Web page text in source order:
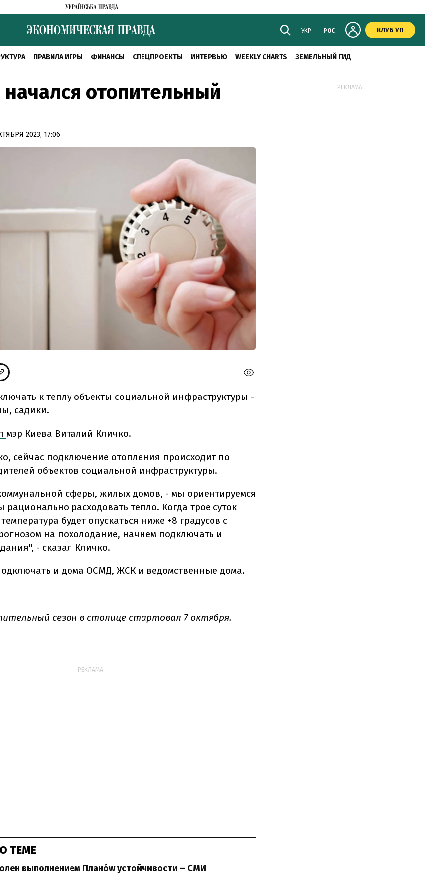
УКР РОС КЛУБ УП
ПРАВИЛА ИГРЫ ФИНАНСЫ СПЕЦПРОЕКТЫ ИНТЕРВЬЮ WEEKLY CHARTS ЗЕМЕЛЬНЫЙ ГИД
отопительный
2023, 17:06
к теплу объекты социальной инфраструктуры -
садики.
мэр Киева Виталий Кличко.
сейчас подключение отопления происходит по
объектов социальной инфраструктуры.
сферы, жилых домов, - мы ориентируемся
рационально расходовать тепло. Когда трое суток
будет опускаться ниже +8 градусов с
на похолодание, начнем подключать и
- сказал Кличко.
и дома ОСМД, ЖСК и ведомственные дома.
сезон в столице стартовал 7 октября.
РЕКЛАМА:
ТЕМЕ
выполнением Планów устойчивости – СМИ
РЕКЛАМА: